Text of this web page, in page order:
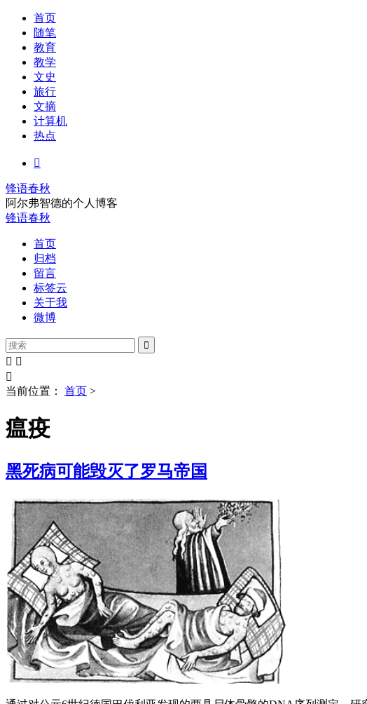
首页
随笔
教育
教学
文史
旅行
文摘
计算机
热点

锋语春秋
阿尔弗智德的个人博客
锋语春秋
首页
归档
留言
标签云
关于我
微博

 

当前位置： 首页 >
瘟疫
黑死病可能毁灭了罗马帝国